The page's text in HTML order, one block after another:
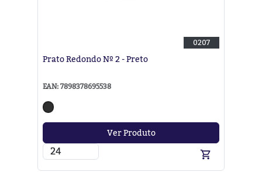
0207
Prato Redondo Nº 2 - Preto
EAN: 7898378695538
Ver Produto